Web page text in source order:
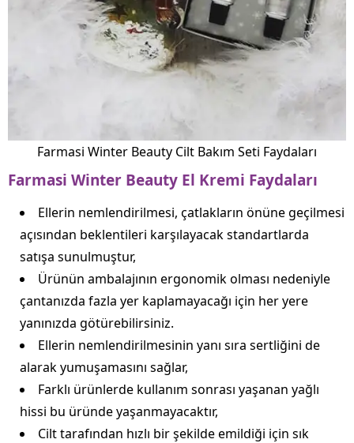
Farmasi Winter Beauty Cilt Bakım Seti Faydaları
Farmasi Winter Beauty El Kremi Faydaları
Ellerin nemlendirilmesi, çatlakların önüne geçilmesi
açısından beklentileri karşılayacak standartlarda
satışa sunulmuştur,
Ürünün ambalajının ergonomik olması nedeniyle
çantanızda fazla yer kaplamayacağı için her yere
yanınızda götürebilirsiniz.
Ellerin nemlendirilmesinin yanı sıra sertliğini de
alarak yumuşamasını sağlar,
Farklı ürünlerde kullanım sonrası yaşanan yağlı
hissi bu üründe yaşanmayacaktır,
Cilt tarafından hızlı bir şekilde emildiği için sık